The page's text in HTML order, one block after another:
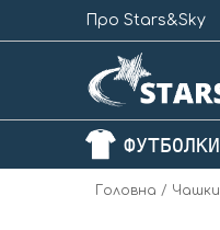
Про Stars&Sky
ФУТБОЛКИ
Головна / Чашки